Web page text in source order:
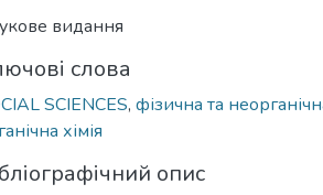
видання
слова
SCIENCES, фізична та
хімія
опис